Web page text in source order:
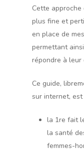
Cette
plus fine et
en place de
permettant
répondre à leur
Ce guide,
sur internet,
la 1re fait
la santé
femmes-